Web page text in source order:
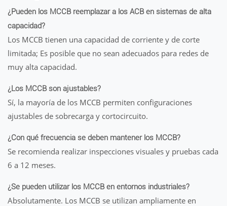
¿Pueden los MCCB reemplazar a los ACB en sistemas de alta
capacidad?
Los MCCB tienen una capacidad de corriente y de corte
limitada; Es posible que no sean adecuados para redes de
muy alta capacidad.
¿Los MCCB son ajustables?
Sí, la mayoría de los MCCB permiten configuraciones
ajustables de sobrecarga y cortocircuito.
¿Con qué frecuencia se deben mantener los MCCB?
Se recomienda realizar inspecciones visuales y pruebas cada
6 a 12 meses.
¿Se pueden utilizar los MCCB en entornos industriales?
Absolutamente. Los MCCB se utilizan ampliamente en